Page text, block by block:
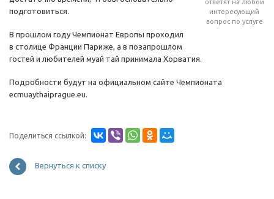
ответят на любой
интересующий
вопрос по услуге
подготовиться.
В прошлом году Чемпионат Европы проходил
в столице Франции Париже, а в позапрошлом
гостей и любителей муай тай принимала Хорватия.
Подробности будут на официальном сайте Чемпионата
ecmuaythaiprague.eu.
Поделиться ссылкой:
Вернуться к списку